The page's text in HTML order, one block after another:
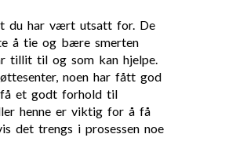
du har vært utsatt for. De
å tie og bære smerten
tillit til og som kan hjelpe.
noen har fått god
få et godt forhold til
henne er viktig for å få
det trengs i prosessen noe